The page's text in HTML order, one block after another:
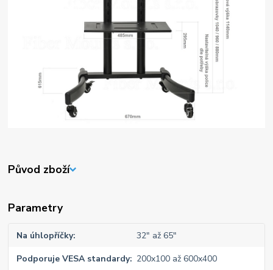
Původ zboží
Parametry
Na úhlopříčky 32" až 65"
Podporuje VESA standardy 200x100 až 600x400